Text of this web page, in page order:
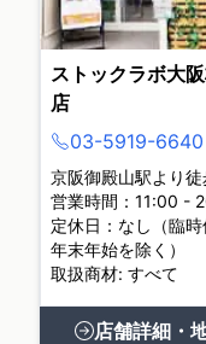
ストックラボ大
店
03-5919-6640
京阪御殿山駅より
営業時間：11:00 -
定休日：なし（臨時
年末年始を除く）
取扱商材: すべて
店舗詳細・